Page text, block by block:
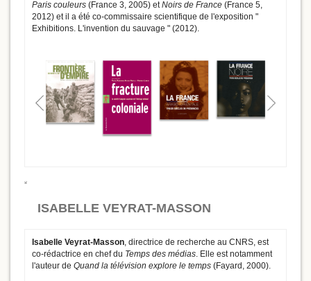
Paris couleurs (France 3, 2005) etNoirs de France (France 5,
2012) et il a été co-commissaire scientifique de l'exposition "
Exhibitions. L'invention du sauvage " (2012).
ISABELLE VEYRAT-MASSON
Isabelle Veyrat-Masson , directrice de recherche au CNRS, est
co-rédactrice en chef du Temps des médias . Elle est notamment
l'auteur de Quand la télévision explore le temps (Fayard, 2000).